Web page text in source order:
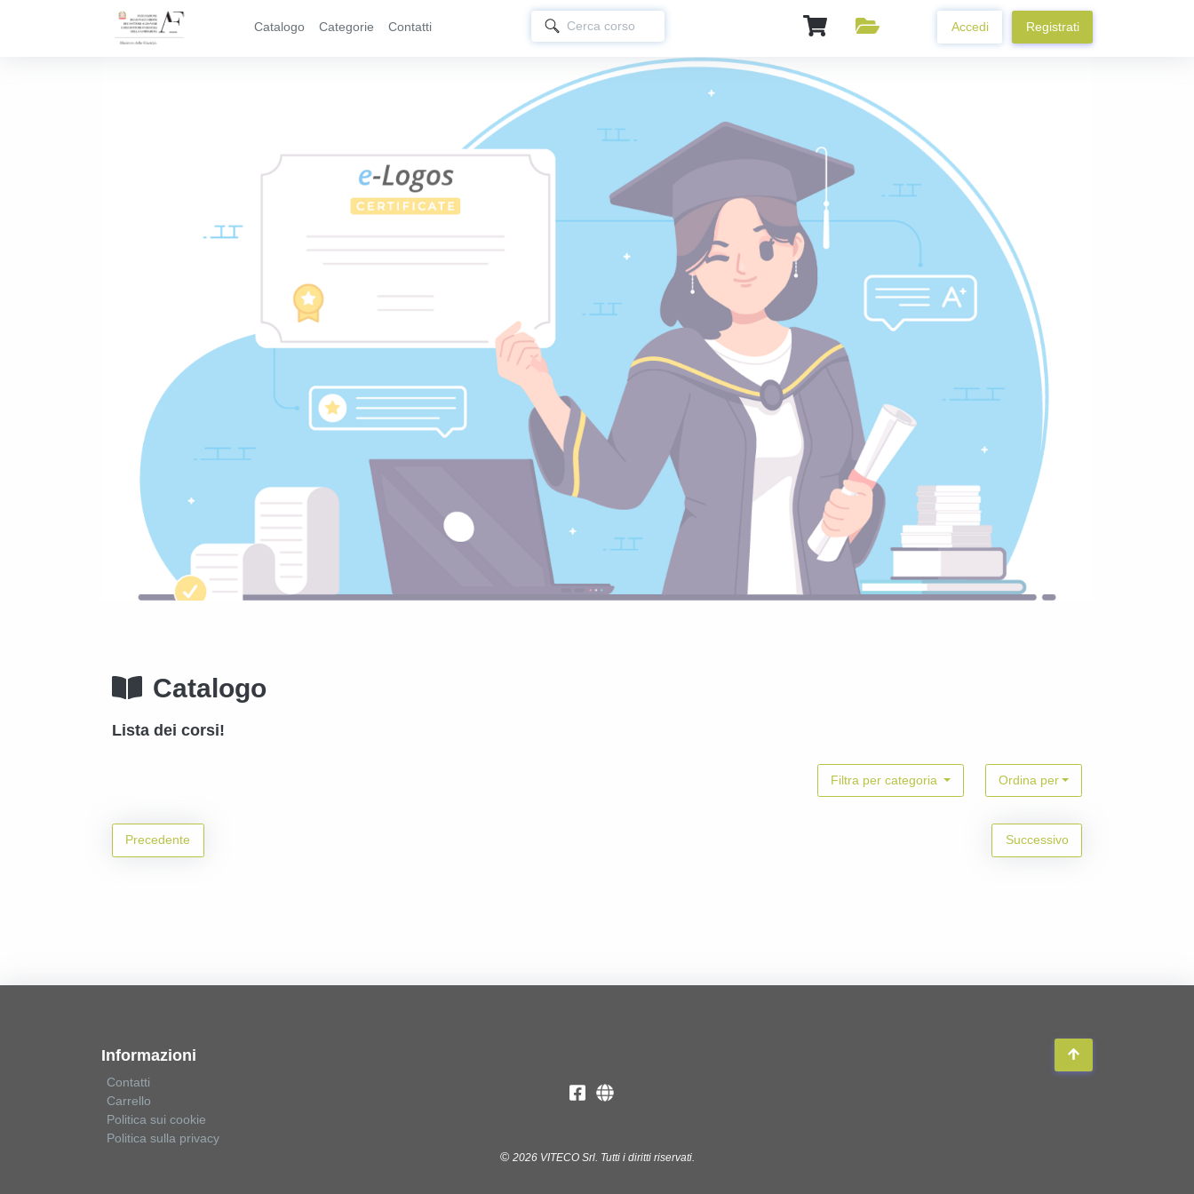
Catalogo Categorie Contatti Accedi Registrati
Catalogo
Lista dei corsi!
Filtra per categoria Ordina per
Precedente Successivo
Informazioni
Contatti
Carrello
Politica sui cookie
Politica sulla privacy
2026 VITECO Srl. Tutti i diritti riservati.